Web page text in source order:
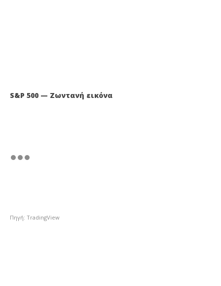
S&P 500 — Ζωντανή εικόνα
Πηγή: TradingView